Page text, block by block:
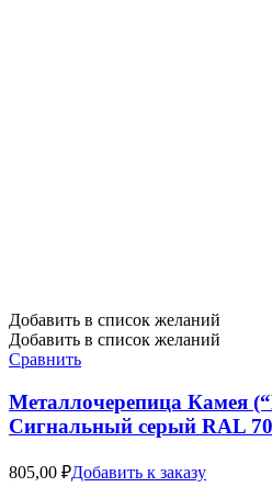
Добавить в список желаний
Добавить в список желаний
Сравнить
Металлочерепица Камея
Сигнальный серый RAL
805,00 ₽Добавить к заказу